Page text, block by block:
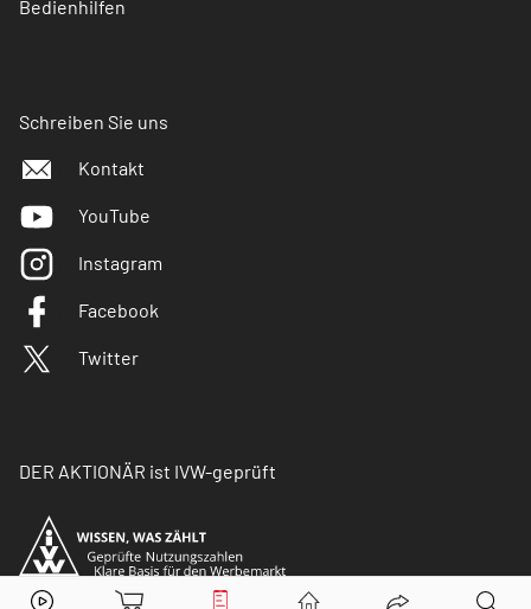
Bedienhilfen
Schreiben Sie uns
Kontakt
YouTube
Instagram
Facebook
Twitter
DER AKTIONÄR ist IVW-geprüft